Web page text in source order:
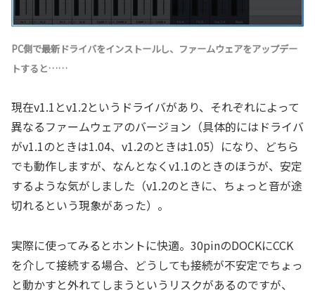
PC側で最新ドライバをインストールし、ファームウェアをアップデー
トすると……
現在v1.1とv1.2というドライバがあり、それぞれによって
異なるファームウェアのバージョン（具体的にはドライバ
がv1.1のときは1.04、v1.2のときは1.05）になり、どちら
でも動作しますが、なんとなくv1.1のときのほうが、安定
するような気がしました（v1.2のときに、ちょっと音が途
切れるという現象があった）。
実際に使ってみるとホントに快適。30pinのDOCKにCCK
を介して接続する場合、どうしても接続が不安定でちょっ
と動かすと外れてしまうというリスクがあるのですが、